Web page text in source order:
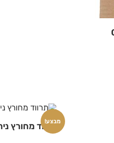
מבצע!
תרווד מחורץ